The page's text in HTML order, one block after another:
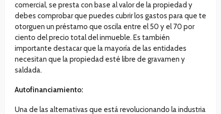
comercial, se presta con base al valor de la propiedad y
debes comprobar que puedes cubrir los gastos para que te
otorguen un préstamo que oscila entre el 50 y el 70 por
ciento del precio total del inmueble. Es también
importante destacar que la mayoría de las entidades
necesitan que la propiedad esté libre de gravamen y
saldada.
Autofinanciamiento:
Una de las alternativas que está revolucionando la industria